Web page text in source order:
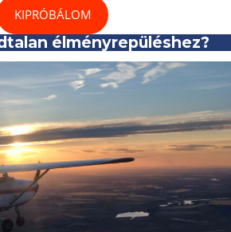
KIPRÓBÁLOM
élményrepüléshez?